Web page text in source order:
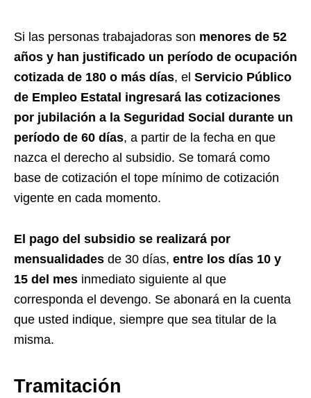
Si las personas trabajadoras son menores de 52
años y han justificado un período de ocupación
cotizada de 180 o más días, el Servicio Público
de Empleo Estatal ingresará las cotizaciones
por jubilación a la Seguridad Social durante un
período de 60 días, a partir de la fecha en que
nazca el derecho al subsidio. Se tomará como
base de cotización el tope mínimo de cotización
vigente en cada momento.
El pago del subsidio se realizará por
mensualidades de 30 días, entre los días 10 y
15 del mes inmediato siguiente al que
corresponda el devengo. Se abonará en la cuenta
que usted indique, siempre que sea titular de la
misma.
Tramitación